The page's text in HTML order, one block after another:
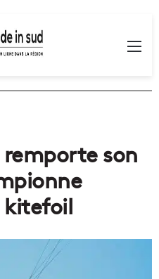
son
kitefoil